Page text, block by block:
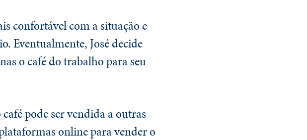
confortável com a situação e
Eventualmente, José decide
o café do trabalho para seu
pode ser vendida a outras
online para vender o